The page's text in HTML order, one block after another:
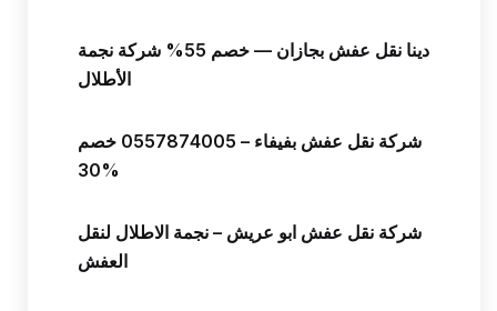
دينا نقل عفش بجازان — خصم 55% شركة نجمة
الأطلال
شركة نقل عفش بفيفاء – 0557874005 خصم
30%
شركة نقل عفش ابو عريش – نجمة الاطلال لنقل
العفش